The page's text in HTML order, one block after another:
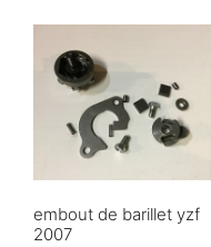
embout de barillet yzf
2007